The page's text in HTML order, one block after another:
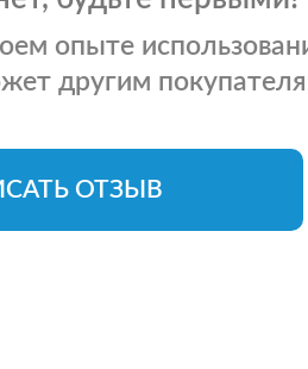
опыте
другим
ОТЗЫВ